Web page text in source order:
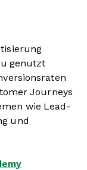
genutzt
Journeys
wie Lead-
und